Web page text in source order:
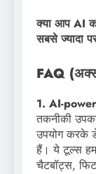
क्या आप AI
सबसे ज्यादा
FAQ
1. AI-
तकनीकी
उपयोग करके
हैं। ये टूल्स
चैटबॉट्स,